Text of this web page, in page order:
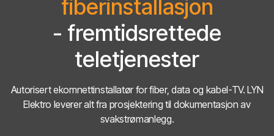
fiberinstallasjon
- fremtidsrettede
teletjenester
Autorisert ekomnettinstallatør for fiber, data og kabel-TV. LYN
Elektro leverer alt fra prosjektering til dokumentasjon av
svakstrømanlegg.